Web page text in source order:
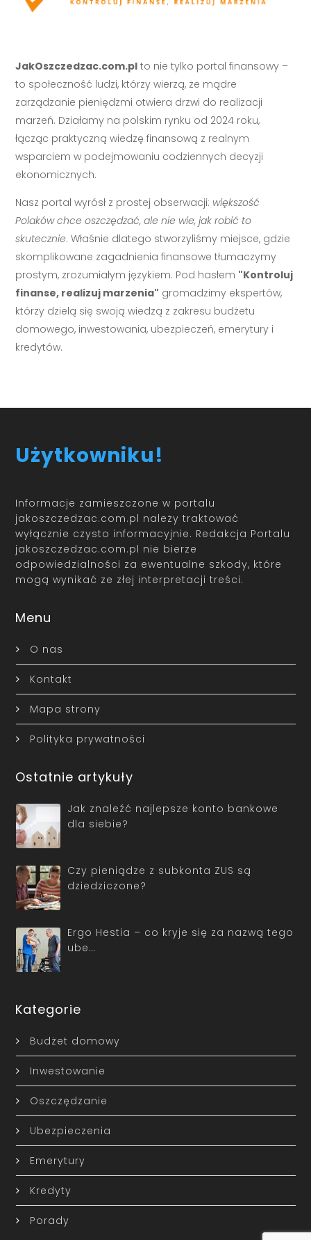
JakOszczedzac.com.pl to nie tylko portal finansowy –
to społeczność ludzi, którzy wierzą, że mądre
zarządzanie pieniędzmi otwiera drzwi do realizacji
marzeń. Działamy na polskim rynku od 2024 roku,
łącząc praktyczną wiedzę finansową z realnym
wsparciem w podejmowaniu codziennych decyzji
ekonomicznych.
Nasz portal wyrósł z prostej obserwacji: większość
Polaków chce oszczędzać, ale nie wie, jak robić to
skutecznie. Właśnie dlatego stworzyliśmy miejsce, gdzie
skomplikowane zagadnienia finansowe tłumaczymy
prostym, zrozumiałym językiem. Pod hasłem "Kontroluj
finanse, realizuj marzenia" gromadzimy ekspertów,
którzy dzielą się swoją wiedzą z zakresu budżetu
domowego, inwestowania, ubezpieczeń, emerytury i
kredytów.
Użytkowniku!
Informacje zamieszczone w portalu
jakoszczedzac.com.pl należy traktować
wyłącznie czysto informacyjnie. Redakcja Portalu
jakoszczedzac.com.pl nie bierze
odpowiedzialności za ewentualne szkody, które
mogą wynikać ze złej interpretacji treści.
Menu
O nas
Kontakt
Mapa strony
Polityka prywatności
Ostatnie artykuły
Jak znaleźć najlepsze konto bankowe
dla siebie?
Czy pieniądze z subkonta ZUS są
dziedziczone?
Ergo Hestia – co kryje się za nazwą tego
ube…
Kategorie
Budżet domowy
Inwestowanie
Oszczędzanie
Ubezpieczenia
Emerytury
Kredyty
Porady